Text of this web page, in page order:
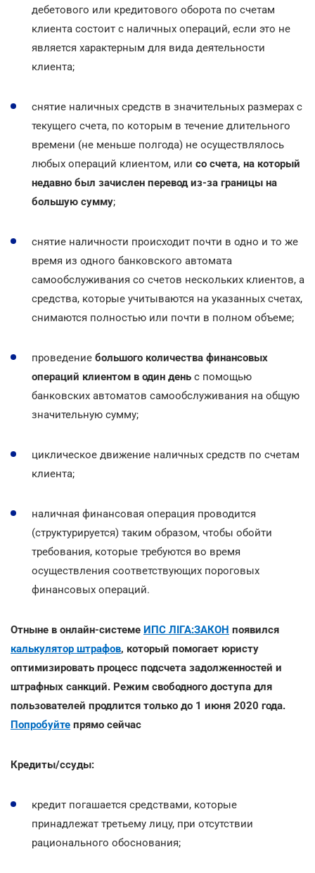
дебетового или кредитового оборота по счетам
клиента состоит с наличных операций, если это не
является характерным для вида деятельности
клиента;
снятие наличных средств в значительных размерах с
текущего счета, по которым в течение длительного
времени (не меньше полгода) не осуществлялось
любых операций клиентом, или со счета, на который
недавно был зачислен перевод из-за границы на
большую сумму;
снятие наличности происходит почти в одно и то же
время из одного банковского автомата
самообслуживания со счетов нескольких клиентов, а
средства, которые учитываются на указанных счетах,
снимаются полностью или почти в полном объеме;
проведение большого количества финансовых
операций клиентом в один день с помощью
банковских автоматов самообслуживания на общую
значительную сумму;
циклическое движение наличных средств по счетам
клиента;
наличная финансовая операция проводится
(структурируется) таким образом, чтобы обойти
требования, которые требуются во время
осуществления соответствующих пороговых
финансовых операций.
Отныне в онлайн-системе ИПС ЛІГА:ЗАКОН появился
калькулятор штрафов, который помогает юристу
оптимизировать процесс подсчета задолженностей и
штрафных санкций. Режим свободного доступа для
пользователей продлится только до 1 июня 2020 года.
Попробуйте прямо сейчас
Кредиты/ссуды:
кредит погашается средствами, которые
принадлежат третьему лицу, при отсутствии
рационального обоснования;